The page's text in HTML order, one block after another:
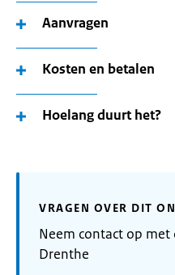
Aanvragen
Kosten en betalen
Hoelang duurt het?
VRAGEN OVER DIT
Neem contact op
Drenthe